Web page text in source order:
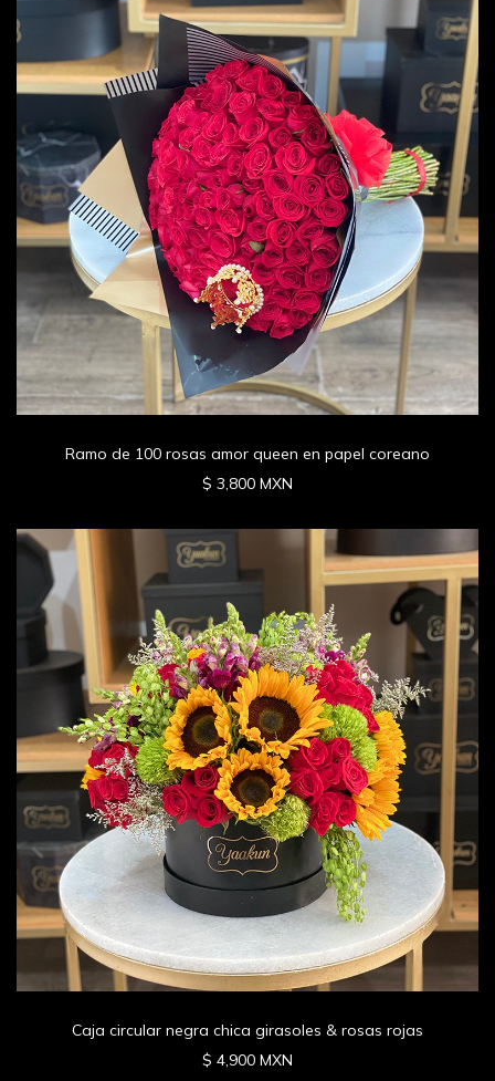
Ramo de 100 rosas amor queen en papel coreano
$ 3,800 MXN
Caja circular negra chica girasoles & rosas rojas
$ 4,900 MXN